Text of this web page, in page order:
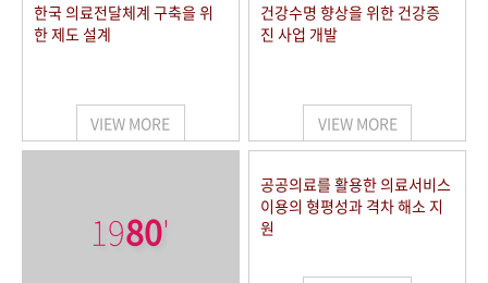
한국 의료전달체계 구축을 위
한 제도 설계
VIEW MORE
건강수명 향상을 위한 건강증
진 사업 개발
VIEW MORE
1980'
공공의료를 활용한 의료서비스
이용의 형평성과 격차 해소 지
원